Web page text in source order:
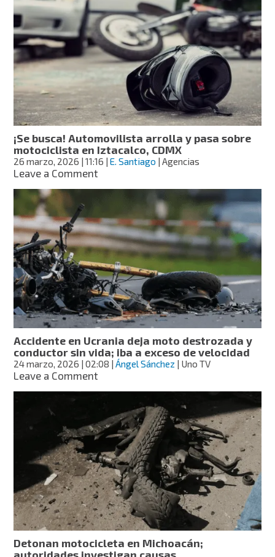
tres
personas
y
casi
lo
linchan
en
Tlaxcala
¡Se busca! Automovilista arrolla y pasa sobre
motociclista en Iztacalco, CDMX
26 marzo, 2026 | 11:16 |E. Santiago | Agencias
Leave a Commenton
arrolla
y
pasa
sobre
motociclista
en
Iztacalco,
CDMX
Accidente en Ucrania deja moto destrozada y
conductor sin vida; iba a exceso de velocidad
24 marzo, 2026 | 02:08 |Ángel Sánchez | Uno TV
Leave a Commenton
Ucrania
deja
moto
destrozada
y
conductor
sin
vida;
iba
a
exceso
de
Detonan motocicleta en Michoacán;